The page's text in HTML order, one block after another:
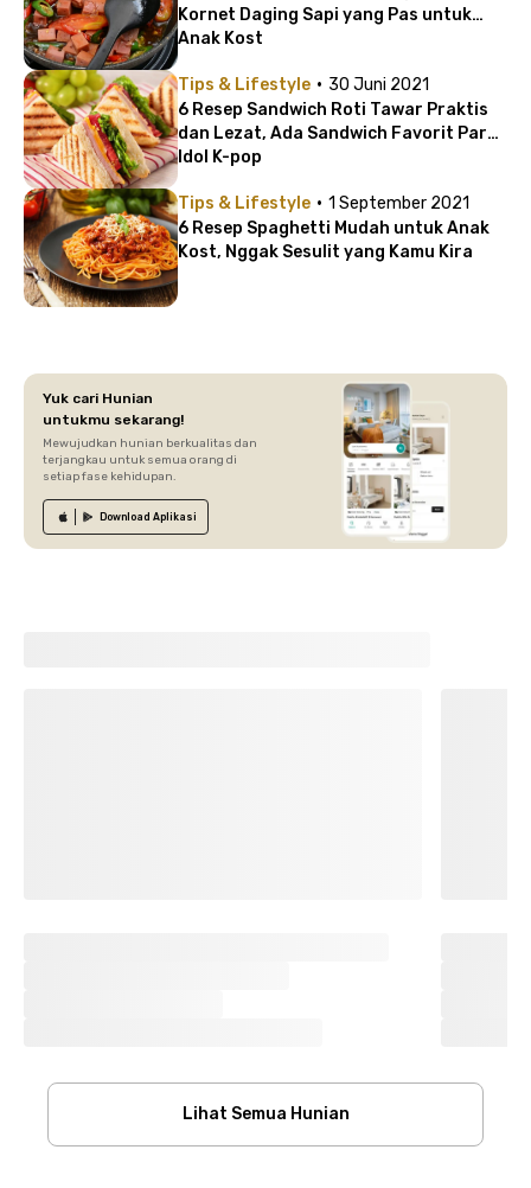
Kornet Daging Sapi yang Pas untuk
Anak Kost
Tips & Lifestyle · 30 Juni 2021
6 Resep Sandwich Roti Tawar Praktis
dan Lezat, Ada Sandwich Favorit Para
Idol K-pop
Tips & Lifestyle · 1 September 2021
6 Resep Spaghetti Mudah untuk Anak
Kost, Nggak Sesulit yang Kamu Kira
Yuk cari Hunian
untukmu sekarang!
Mewujudkan hunian berkualitas dan
terjangkau untuk semua orang di
setiap fase kehidupan.
Download Aplikasi
Lihat Semua Hunian